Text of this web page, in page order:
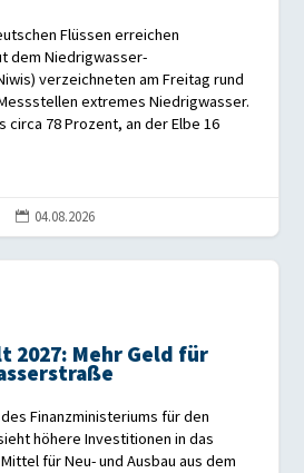
Flüssen erreichen
dem Niedrigwasser-
verzeichneten am Freitag rund
extremes Niedrigwasser.
circa 78 Prozent, an der Elbe 16
 04.08.2026
2027: Mehr Geld für
Finanzministeriums für den
höhere Investitionen in das
für Neu- und Ausbau aus dem